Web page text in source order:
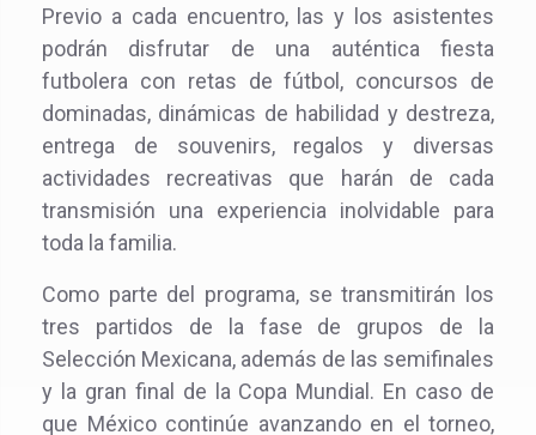
Previo a cada encuentro, las y los asistentes
podrán disfrutar de una auténtica fiesta
futbolera con retas de fútbol, concursos de
dominadas, dinámicas de habilidad y destreza,
entrega de souvenirs, regalos y diversas
actividades recreativas que harán de cada
transmisión una experiencia inolvidable para
toda la familia.
Como parte del programa, se transmitirán los
tres partidos de la fase de grupos de la
Selección Mexicana, además de las semifinales
y la gran final de la Copa Mundial. En caso de
que México continúe avanzando en el torneo,